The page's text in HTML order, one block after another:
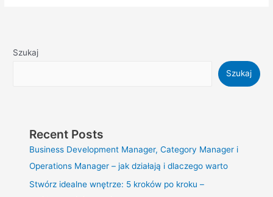
Szukaj
Szukaj
Recent Posts
Business Development Manager, Category Manager i
Operations Manager – jak działają i dlaczego warto
Stwórz idealne wnętrze: 5 kroków po kroku –